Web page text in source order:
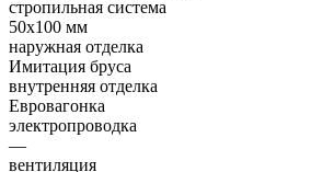
стропильная система
50х100 мм
наружная отделка
Имитация бруса
внутренняя отделка
Евровагонка
электропроводка
—
вентиляция